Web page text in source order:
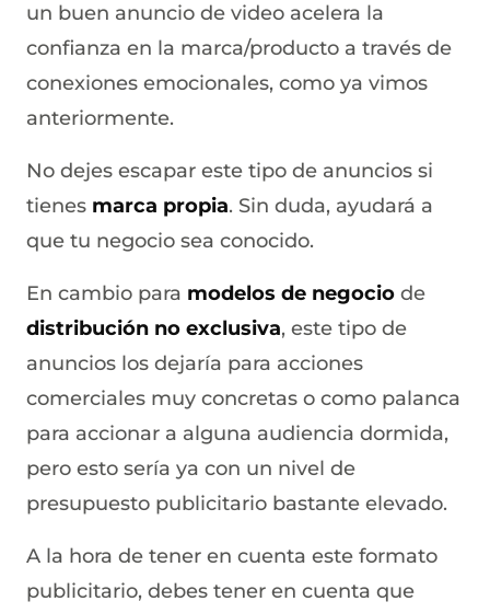
un buen anuncio de video acelera la
confianza en la marca/producto a través de
conexiones emocionales, como ya vimos
anteriormente.
No dejes escapar este tipo de anuncios si
tienes marca propia. Sin duda, ayudará a
que tu negocio sea conocido.
En cambio para modelos de negocio de
distribución no exclusiva, este tipo de
anuncios los dejaría para acciones
comerciales muy concretas o como palanca
para accionar a alguna audiencia dormida,
pero esto sería ya con un nivel de
presupuesto publicitario bastante elevado.
A la hora de tener en cuenta este formato
publicitario, debes tener en cuenta que